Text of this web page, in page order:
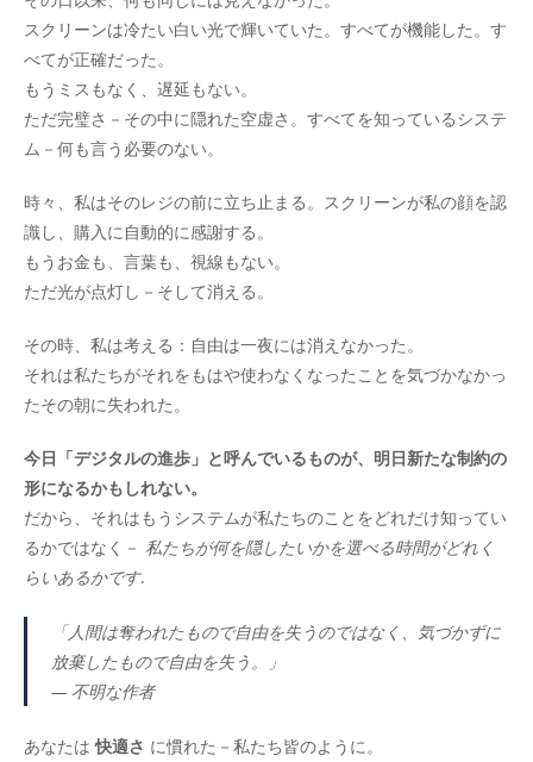
スクリーンは冷たい白い光で輝いていた。すべてが機能した。す
べてが正確だった。
もうミスもなく、遅延もない。
ただ完璧さ－その中に隠れた空虚さ。すべてを知っているシステ
ム－何も言う必要のない。
時々、私はそのレジの前に立ち止まる。スクリーンが私の顔を認
識し、購入に自動的に感謝する。
もうお金も、言葉も、視線もない。
ただ光が点灯し－そして消える。
その時、私は考える：自由は一夜には消えなかった。
それは私たちがそれをもはや使わなくなったことを気づかなかっ
たその朝に失われた。
今日「デジタルの進歩」と呼んでいるものが、明日新たな制約の
形になるかもしれない。
だから、それはもうシステムが私たちのことをどれだけ知ってい
るかではなく－ 私たちが何を隠したいかを選べる時間がどれく
らいあるかです.
「人間は奪われたもので自由を失うのではなく、気づかずに
放棄したもので自由を失う。」
— 不明な作者
あなたは快適さ に慣れた－私たち皆のように。